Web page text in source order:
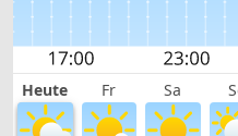
Heute Fr Sa